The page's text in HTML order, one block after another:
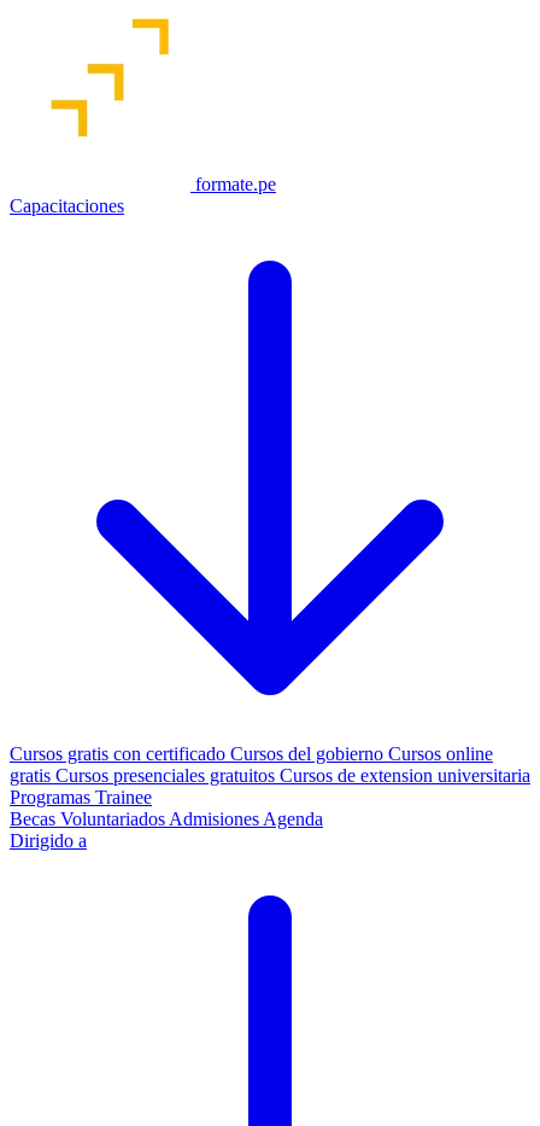
formate.pe
Capacitaciones
Cursos gratis con certificado Cursos del gobierno Cursos online
gratis Cursos presenciales gratuitos Cursos de extension universitaria
Programas Trainee
Becas Voluntariados Admisiones Agenda
Dirigido a